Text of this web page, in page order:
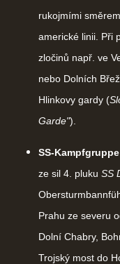
rukojmími
americké linii. Při
zločinů např. ve
nebo Dolních
Hlinkovy gardy (
Garde").
SS-
ze sil 4. pluku SS
Prahu ze severu
Dolní Chabry,
Trojský most do